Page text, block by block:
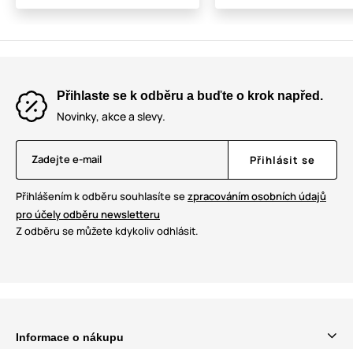
Přihlaste se k odběru a buďte o krok napřed.
Novinky, akce a slevy.
Zadejte e-mail Přihlásit se
Přihlášením k odběru souhlasíte sezpracováním osobních údajů
pro účely odběru newsletteru
Z odběru se můžete kdykoliv odhlásit.
Informace o nákupu